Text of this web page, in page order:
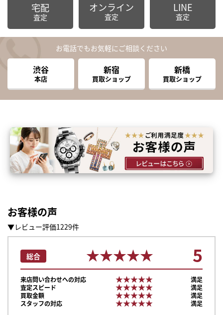
宅配
査定
オンライン
査定
LINE
査定
お電話でもお気軽にご相談ください
渋谷
本店
新宿
買取ショップ
新橋
買取ショップ
お客様の声
▼レビュー評価1229件
総合 ★★★★★
★★★★★ 5
来店問い合わせへの対応 ★★★★★
★★★★★
満足
査定スピード
★★★★★
★★★★★
満足
買取金額
★★★★★
★★★★★
満足
スタッフの対応
★★★★★
★★★★★ 満足